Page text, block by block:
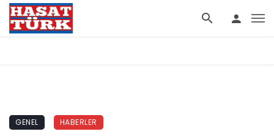
GENEL HABERLER